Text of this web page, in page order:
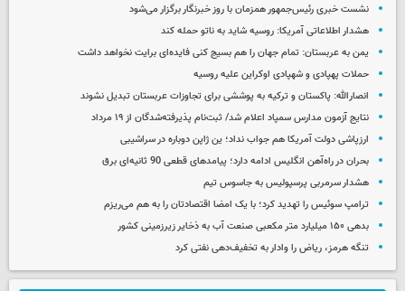
نشست خبری رئیس‌جمهور همزمان با روز خبرنگار برگزار می‌شود
هشدار اطلاعاتی آمریکا: روسیه شاید به ناتو حمله کند
یمن به عربستان: تمام جهان را هم بسیج کنی فایده‌ای برایت نخواهد داشت
حملات پهپادی و شهپادی اوکراین علیه روسیه
انصارالله: پاکستان و ترکیه به پوششی برای تجاوزات عربستان تبدیل نشوند
نتایج آزمون مدارس سمپاد اعلام شد/ ثبت‌نام پذیرفته‌شدگان از ۱۹ مرداد
ارزپاشی دولت آمریکا هم جواب نداد؛ ین ژاپن دوباره در سراشیبی
بحران در راه‌آهن انگلیس ادامه دارد؛ پیامدهای قطعی 90 ثانیه‌ای برق
هشدار سرمربی پرسپولیس به جاسوس تیم
ترامپ سوئیس را تهدید کرد؛ با یک امضا اقتصادتان را به هم می‌ریزم
بدهی ۱۵۰ میلیارد متر مکعبی صنعت آب به ذخایر زیرزمینی کشور
تنگه هرمز، ریاض را وادار به تخفیف‌دهی نفتی کرد